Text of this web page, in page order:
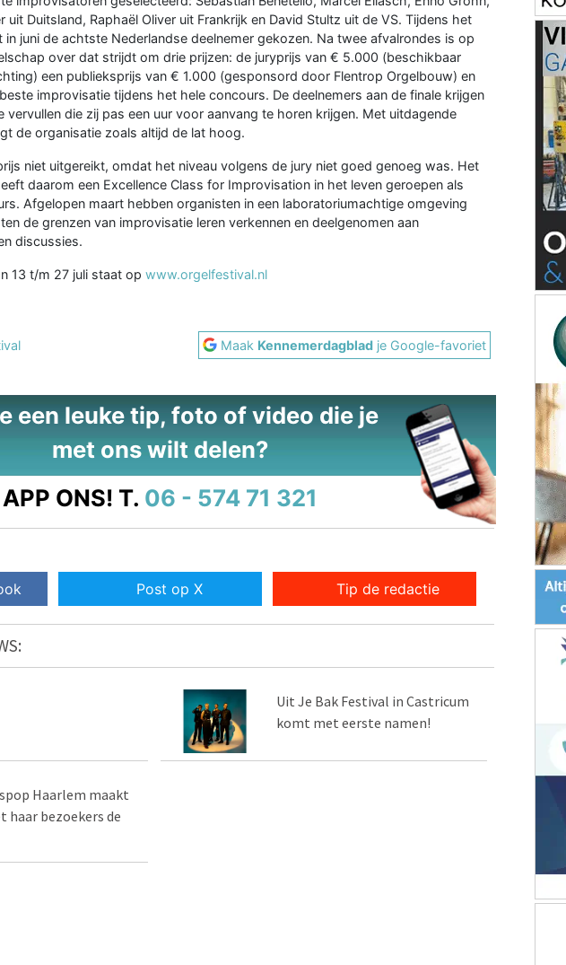
uit Duitsland, Raphaël Oliver uit Frankrijk en David Stultz uit de VS. Tijdens het
juni de achtste Nederlandse deelnemer gekozen. Na twee afvalrondes is op
over dat strijdt om drie prijzen: de juryprijs van € 5.000 (beschikbaar
een publieksprijs van € 1.000 (gesponsord door Flentrop Orgelbouw) en
improvisatie tijdens het hele concours. De deelnemers aan de finale krijgen
die zij pas een uur voor aanvang te horen krijgen. Met uitdagende
de organisatie zoals altijd de lat hoog.
niet uitgereikt, omdat het niveau volgens de jury niet goed genoeg was. Het
daarom een Excellence Class for Improvisation in het leven geroepen als
Afgelopen maart hebben organisten in een laboratoriumachtige omgeving
de grenzen van improvisatie leren verkennen en deelgenomen aan
discussies.
13 t/m 27 juli staat op www.orgelfestival.nl
Maak Kennemerdagblad je Google-favoriet
een leuke tip, foto of video die je
met ons wilt delen?
APP ONS! T. 06 - 574 71 321
Post op X Tip de redactie
Uit Je Bak Festival in Castricum
komt met eerste namen!
Haarlem maakt
haar bezoekers de